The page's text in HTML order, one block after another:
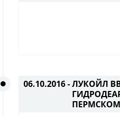
06.10.2016 -ЛУКОЙЛ